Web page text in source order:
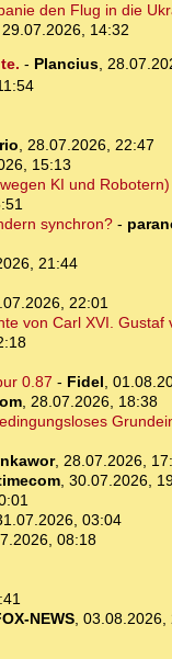
den Flug in die
29.07.2026, 14:32
- Plancius,
, 28.07.2026, 22:47
15:13
KI und Robotern)
synchron?-
21:44
22:01
von Carl XVI.
0.87 - Fidel,
, 28.07.2026, 18:38
, 28.07.2026,
, 30.07.2026,
03:04
08:18
NEWS, 03.08.2026,